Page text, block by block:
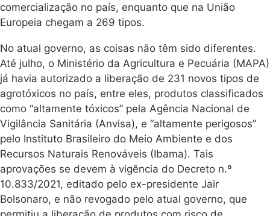
comercialização no país, enquanto que na União
Europeia chegam a 269 tipos.
No atual governo, as coisas não têm sido diferentes.
Até julho, o Ministério da Agricultura e Pecuária (MAPA)
já havia autorizado a liberação de 231 novos tipos de
agrotóxicos no país, entre eles, produtos classificados
como “altamente tóxicos” pela Agência Nacional de
Vigilância Sanitária (Anvisa), e “altamente perigosos”
pelo Instituto Brasileiro do Meio Ambiente e dos
Recursos Naturais Renováveis (Ibama). Tais
aprovações se devem à vigência do Decreto n.º
10.833/2021, editado pelo ex-presidente Jair
Bolsonaro, e não revogado pelo atual governo, que